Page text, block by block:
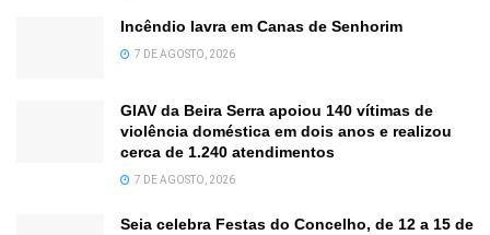
Incêndio lavra em Canas de Senhorim
7 DE AGOSTO, 2026
GIAV da Beira Serra apoiou 140 vítimas de
violência doméstica em dois anos e realizou
cerca de 1.240 atendimentos
7 DE AGOSTO, 2026
Seia celebra Festas do Concelho, de 12 a 15 de